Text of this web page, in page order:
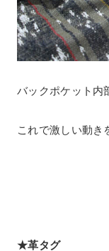
バックポケット内
これで激しい動き
★革タグ